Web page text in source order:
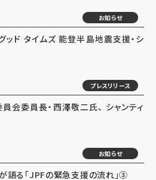
お知らせ
ド タイムズ 能登半島地震支援・シ
プレスリリース
会委員長・西澤敬二氏、 シャンティ
お知らせ
が語る「JPFの緊急支援の流れ」③